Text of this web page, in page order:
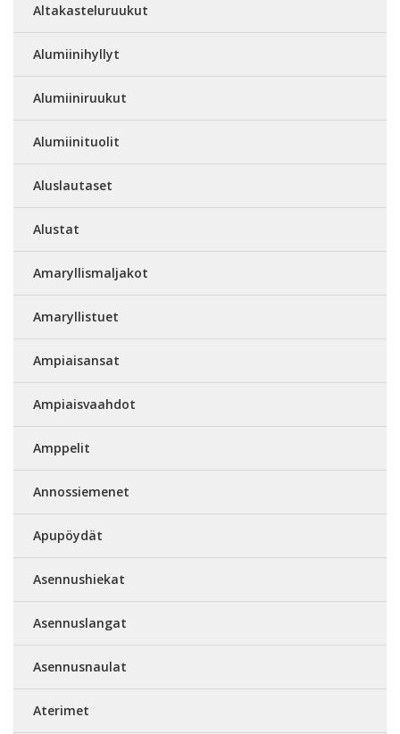
Altakasteluruukut
Alumiinihyllyt
Alumiiniruukut
Alumiinituolit
Aluslautaset
Alustat
Amaryllismaljakot
Amaryllistuet
Ampiaisansat
Ampiaisvaahdot
Amppelit
Annossiemenet
Apupöydät
Asennushiekat
Asennuslangat
Asennusnaulat
Aterimet